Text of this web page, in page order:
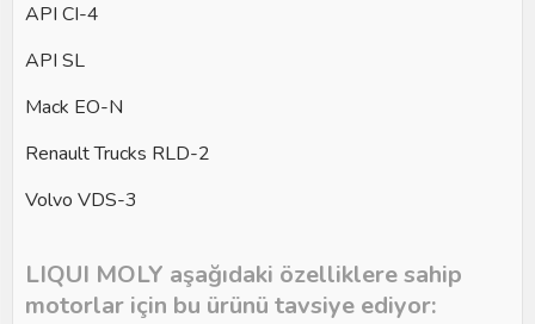
API CI-4
API SL
Mack EO-N
Renault Trucks RLD-2
Volvo VDS-3
LIQUI MOLY aşağıdaki özelliklere sahip
motorlar için bu ürünü tavsiye ediyor: